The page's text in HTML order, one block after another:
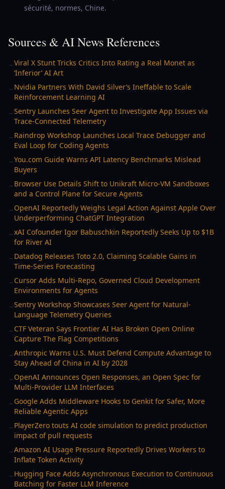
sécurité, normes, Chine.
Sources & AI News References
→Viral X Stunt Tricks Critics Into Rating a Real Monet as
‘Inferior’ AI Art
→ Nvidia Partners With David Silver’s Ineffable to Scale
Reinforcement Learning AI
→Sentry Launches Seer Agent to Investigate App Issues via
Trace-Connected Telemetry
→ Raindrop Workshop Launches Local Trace Debugger and
Eval Loop for Coding Agents
→You.com Guide Warns API Latency Benchmarks Mislead
Buyers
→ Browser Use Details Shift to Unikraft Micro-VM Sandboxes
and a Control Plane for Secure Agents
→ OpenAI Reportedly Weighs Legal Action Against Apple Over
Underperforming ChatGPT Integration
→xAI Cofounder Igor Babuschkin Reportedly Seeks Up to $1B
for River AI
→ Datadog Releases Toto 2.0, Claiming Scalable Gains in
Time-Series Forecasting
→ Cursor Adds Multi-Repo, Governed Cloud Development
Environments for Agents
→Sentry Workshop Showcases Seer Agent for Natural-
Language Telemetry Queries
→ CTF Veteran Says Frontier AI Has Broken Open Online
Capture The Flag Competitions
→Anthropic Warns U.S. Must Defend Compute Advantage to
Stay Ahead of China in AI by 2028
→ OpenAI Announces Open Responses, an Open Spec for
Multi-Provider LLM Interfaces
→ Google Adds Middleware Hooks to Genkit for Safer, More
Reliable Agentic Apps
→ PlayerZero touts AI code simulation to predict production
impact of pull requests
→Amazon AI Usage Pressure Reportedly Drives Workers to
Inflate Token Activity
→ Hugging Face Adds Asynchronous Execution to Continuous
Batching for Faster LLM Inference